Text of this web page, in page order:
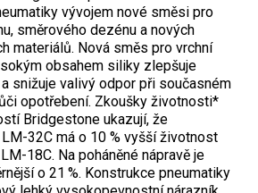
vývojem nové směsi pro
směrového dezénu a nových
materiálů. Nová směs pro vrchní
obsahem siliky zlepšuje
snižuje valivý odpor při současném
opotřebení. Zkoušky životnosti*
Bridgestone ukazují, že
32C má o 10 % vyšší životnost
18C. Na poháněné nápravě je
o 21 %. Konstrukce pneumatiky